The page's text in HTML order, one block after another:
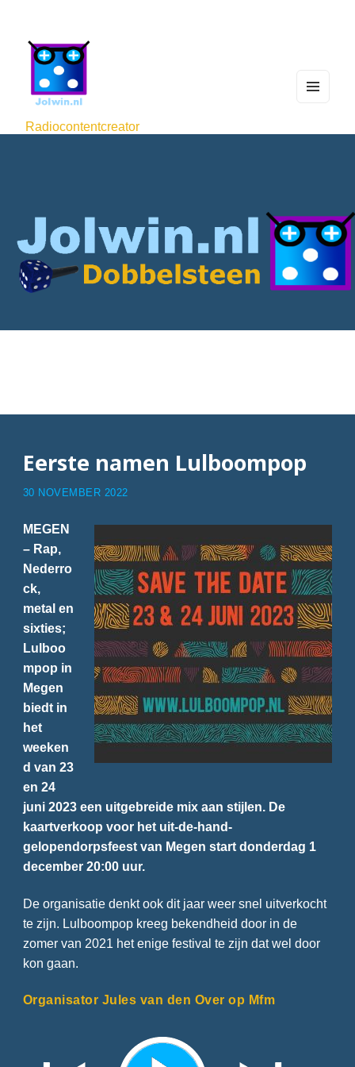
Radiocontentcreator
WIDG
Eerste namen Lulboompop
30 NOVEMBER 2022
MEGEN
– Rap,
Nederro
ck,
metal en
sixties;
Lulboo
mpop in
Megen
biedt in
het
weeken
d van 23
en 24
juni 2023 een uitgebreide mix aan stijlen. De
kaartverkoop voor het uit-de-hand-
gelopendorpsfeest van Megen start donderdag 1
december 20:00 uur.
De organisatie denkt ook dit jaar weer snel uitverkocht
te zijn. Lulboompop kreeg bekendheid door in de
zomer van 2021 het enige festival te zijn dat wel door
kon gaan.
Organisator Jules van den Over op Mfm